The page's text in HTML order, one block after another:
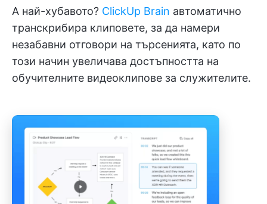
А най-хубавото? ClickUp Brain автоматично
транскрибира клиповете, за да намери
незабавни отговори на търсенията, като по
този начин увеличава достъпността на
обучителните видеоклипове за служителите.